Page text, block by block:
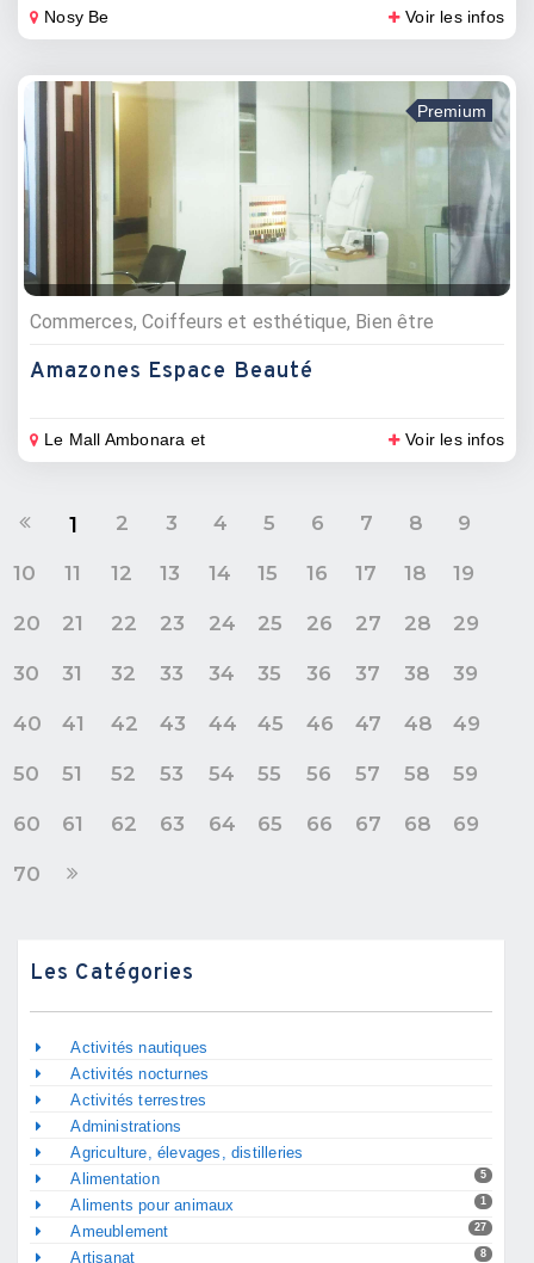
Nosy Be Voir les infos
Premium
Commerces, Coiffeurs et esthétique, Bien être
Amazones Espace Beauté
Le Mall Ambonara et Voir les infos
1 2 3 4 5 6 7 8 9
10 11 12 13 14 15 16 17 18 19
20 21 22 23 24 25 26 27 28 29
30 31 32 33 34 35 36 37 38 39
40 41 42 43 44 45 46 47 48 49
50 51 52 53 54 55 56 57 58 59
60 61 62 63 64 65 66 67 68 69
70
Les Catégories
Activités nautiques
Activités nocturnes
Activités terrestres
Administrations
Agriculture, élevages, distilleries
5
Alimentation
1
Aliments pour animaux
27
Ameublement
8
Artisanat